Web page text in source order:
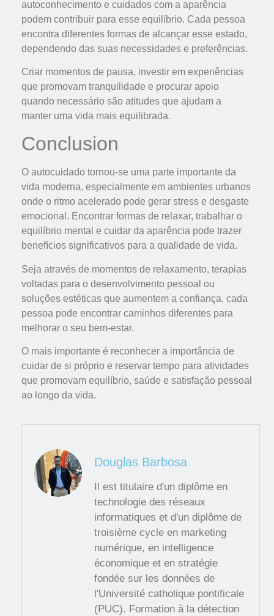
autoconhecimento e cuidados com a aparência
podem contribuir para esse equilíbrio. Cada pessoa
encontra diferentes formas de alcançar esse estado,
dependendo das suas necessidades e preferências.
Criar momentos de pausa, investir em experiências
que promovam tranquilidade e procurar apoio
quando necessário são atitudes que ajudam a
manter uma vida mais equilibrada.
Conclusion
O autocuidado tornou-se uma parte importante da
vida moderna, especialmente em ambientes urbanos
onde o ritmo acelerado pode gerar stress e desgaste
emocional. Encontrar formas de relaxar, trabalhar o
equilíbrio mental e cuidar da aparência pode trazer
benefícios significativos para a qualidade de vida.
Seja através de momentos de relaxamento, terapias
voltadas para o desenvolvimento pessoal ou
soluções estéticas que aumentem a confiança, cada
pessoa pode encontrar caminhos diferentes para
melhorar o seu bem-estar.
O mais importante é reconhecer a importância de
cuidar de si próprio e reservar tempo para atividades
que promovam equilíbrio, saúde e satisfação pessoal
ao longo da vida.
Douglas Barbosa
Il est titulaire d'un diplôme en
technologie des réseaux
informatiques et d'un diplôme de
troisième cycle en marketing
numérique, en intelligence
économique et en stratégie
fondée sur les données de
l'Université catholique pontificale
(PUC). Formation à la détection